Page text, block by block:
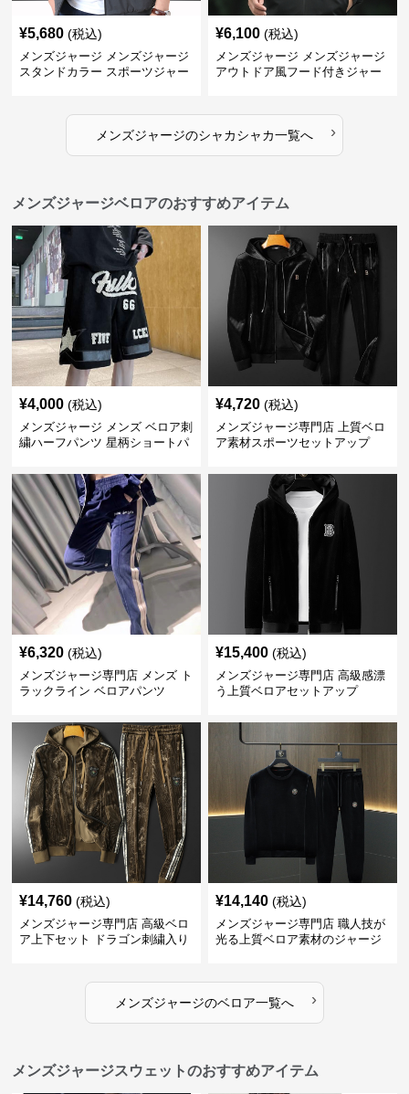
¥5,680 (税込)
メンズジャージ メンズジャージ
スタンドカラー スポーツジャー
¥6,100 (税込)
メンズジャージ メンズジャージ
アウトドア風フード付きジャー
メンズジャージのシャカシャカ一覧へ ›
メンズジャージベロアのおすすめアイテム
¥4,000 (税込)
メンズジャージ メンズ ベロア刺
繍ハーフパンツ 星柄ショートパ
¥4,720 (税込)
メンズジャージ専門店 上質ベロ
ア素材スポーツセットアップ
¥6,320 (税込)
メンズジャージ専門店 メンズ ト
ラックライン ベロアパンツ
¥15,400 (税込)
メンズジャージ専門店 高級感漂
う上質ベロアセットアップ
¥14,760 (税込)
メンズジャージ専門店 高級ベロ
ア上下セット ドラゴン刺繍入り
¥14,140 (税込)
メンズジャージ専門店 職人技が
光る上質ベロア素材のジャージ
メンズジャージのベロア一覧へ ›
メンズジャージスウェットのおすすめアイテム